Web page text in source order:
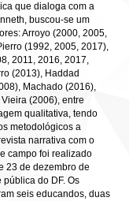
que dialoga com a
buscou-se um
Arroyo (2000, 2005,
(1992, 2005, 2017),
2011, 2016, 2017,
(2013), Haddad
Machado (2016),
(2006), entre
qualitativa, tendo
metodológicos a
narrativa com o
campo foi realizado
23 de dezembro de
do DF. Os
seis educandos, duas